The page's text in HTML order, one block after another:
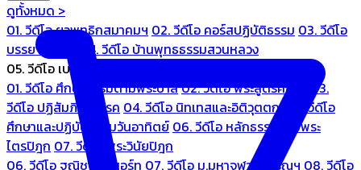
ดูทั้งหมด >
01. วีดีโอ ยุวพุทธิกสมาคมฯ 02. วีดีโอ คอร์สปฏิบัติธรรม 03. วีดีโอ
บรรยายทั่วไป
04. วีดีโอ บ้านพุทธธรรมสวนหลวง
05. วีดีโอ เบนซ์ทองหล่อ
01. วีดีโอ ศึกษาธรรมตามพระบาลี02. วีดีโอ พระสูตรศึกษา
03.
วีดีโอ ปฏิสัมภิทามรรค 04. วีดีโอ นิทเทสและอิติวุตตกะ
05. วีดีโอ
ศึกษาและปฏิบัติธรรมวันอาทิตย์ 06. วีดีโอ หลักธรรมตามพระ
ไตรปิฎก 07. วีดีโอ พระวินัยปิฎก
06. วีดีโอ ฐณิชาฌ์รีสอร์ท 07. วีดีโอ ม.มหาจุฬาลงกรณฯ 08. วีดีโอ